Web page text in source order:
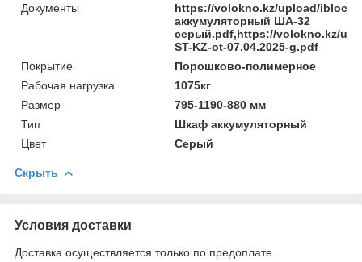
Документы
https://volokno.kz/upload/iblock/
аккумуляторный ША-32
серый.pdf,https://volokno.kz/
ST-KZ-ot-07.04.2025-g.pdf
Покрытие
Порошково-полимерное
Рабочая нагрузка
1075кг
Размер
795-1190-880 мм
Тип
Шкаф аккумуляторный
Цвет
Серый
Скрыть
Условия доставки
Доставка осуществляется только по предоплате.